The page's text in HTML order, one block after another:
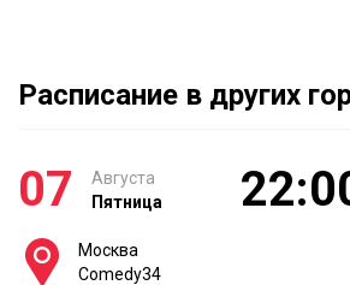
Расписание в других
07
Августа
Пятница
Москва
Comedy34